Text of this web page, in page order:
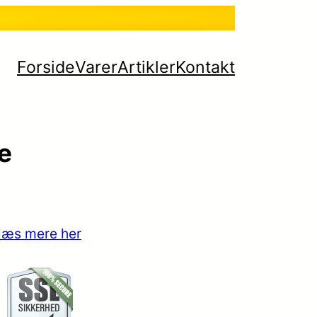
ForsideVarerArtiklerKontakt
mere her